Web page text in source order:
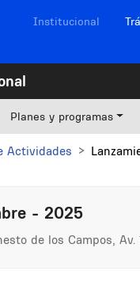
Navegación sitios
Institucional
Planes y programas
Actividades
- 2025
de los Campos,